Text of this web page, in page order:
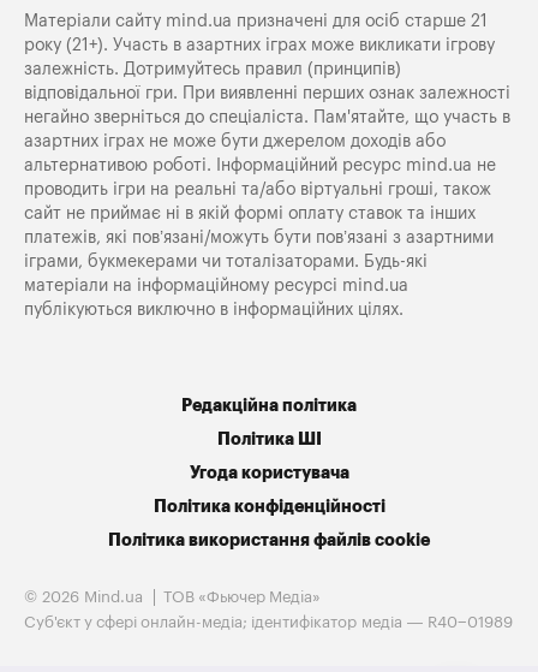
Матеріали сайту mind.ua призначені для осіб старше 21
року (21+). Участь в азартних іграх може викликати ігрову
залежність. Дотримуйтесь правил (принципів)
відповідальної гри. При виявленні перших ознак залежності
негайно зверніться до спеціаліста. Пам'ятайте, що участь в
азартних іграх не може бути джерелом доходів або
альтернативою роботі. Інформаційний ресурс mind.ua не
проводить ігри на реальні та/або віртуальні гроші, також
сайт не приймає ні в якій формі оплату ставок та інших
платежів, які пов’язані/можуть бути пов’язані з азартними
іграми, букмекерами чи тоталізаторами. Будь-які
матеріали на інформаційному ресурсі mind.ua
публікуються виключно в інформаційних цілях.
Редакційна політика
Політика ШІ
Угода користувача
Політика конфіденційності
Політика використання файлів cookie
© 2026 Mind.ua
ТОВ «Фьючер Медiа»
Cуб'єкт у сфері онлайн-медіа; ідентифікатор медіа — R40−01989